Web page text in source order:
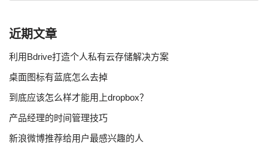
近期文章
利用Bdrive打造个人私有云存储解决方案
桌面图标有蓝底怎么去掉
到底应该怎么样才能用上dropbox？
产品经理的时间管理技巧
新浪微博推荐给用户最感兴趣的人